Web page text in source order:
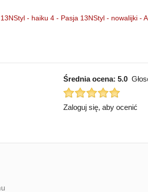
13NStyl - haiku 4 - Pasja 13NStyl - nowalijki -
Średnia ocena: 5.0
Zaloguj się, aby ocenić